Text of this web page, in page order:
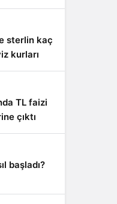
sterlin kaç
kurları
TL faizi
çıktı
başladı?